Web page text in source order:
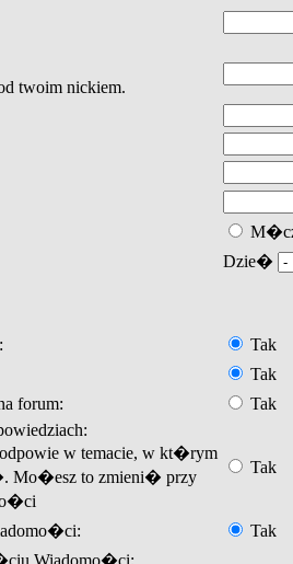
twoim nickiem.
Dzie�
Tak
Tak
forum:
Tak
w temacie, w kt�rym
to zmieni� przy
Tak
Tak
Wiadomo�ci: